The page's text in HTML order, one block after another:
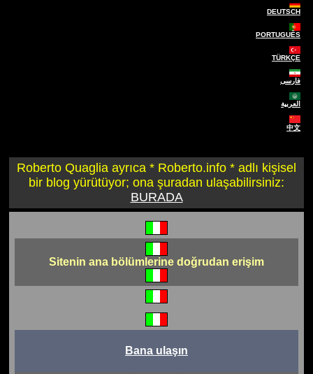
DEUTSCH
PORTUGUÊS
TÜRKÇE
فارسی
العربية
中文
Roberto Quaglia ayrıca * Roberto.info * adlı kişisel
bir blog yürütüyor; ona şuradan ulaşabilirsiniz:
BURADA
Sitenin ana bölümlerine doğrudan erişim
Bana ulaşın